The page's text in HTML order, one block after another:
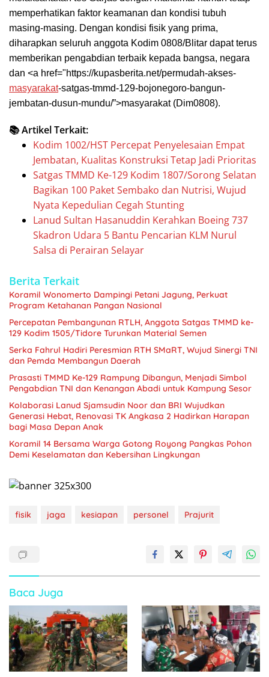
memperhatikan faktor keamanan dan kondisi tubuh
masing-masing. Dengan kondisi fisik yang prima,
diharapkan seluruh anggota Kodim 0808/Blitar dapat terus
memberikan pengabdian terbaik kepada bangsa, negara
dan <a href="https://kupasberita.net/permudah-akses-
masyarakat-satgas-tmmd-129-bojonegoro-bangun-
jembatan-dusun-mundu/”>masyarakat (Dim0808).
📚 Artikel Terkait:
Kodim 1002/HST Percepat Penyelesaian Empat
Jembatan, Kualitas Konstruksi Tetap Jadi Prioritas
Satgas TMMD Ke-129 Kodim 1807/Sorong Selatan
Bagikan 100 Paket Sembako dan Nutrisi, Wujud
Nyata Kepedulian Cegah Stunting
Lanud Sultan Hasanuddin Kerahkan Boeing 737
Skadron Udara 5 Bantu Pencarian KLM Nurul
Salsa di Perairan Selayar
Berita Terkait
Koramil Wonomerto Dampingi Petani Jagung, Perkuat
Program Ketahanan Pangan Nasional
Percepatan Pembangunan RTLH, Anggota Satgas TMMD ke-
129 Kodim 1505/Tidore Turunkan Material Semen
Serka Fahrul Hadiri Peresmian RTH SMaRT, Wujud Sinergi TNI
dan Pemda Membangun Daerah
Prasasti TMMD Ke-129 Rampung Dibangun, Menjadi Simbol
Pengabdian TNI dan Kenangan Abadi untuk Kampung Sesor
Kolaborasi Lanud Sjamsudin Noor dan BRI Wujudkan
Generasi Hebat, Renovasi TK Angkasa 2 Hadirkan Harapan
bagi Masa Depan Anak
Koramil 14 Bersama Warga Gotong Royong Pangkas Pohon
Demi Keselamatan dan Kebersihan Lingkungan
fisik jaga kesiapan personel Prajurit
Baca Juga